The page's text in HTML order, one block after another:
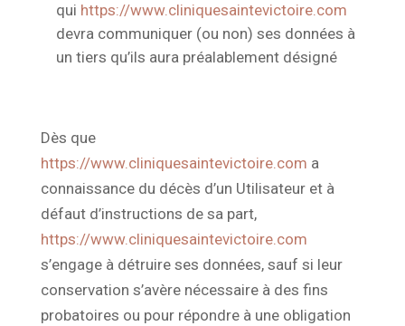
qui https://www.cliniquesaintevictoire.com
devra communiquer (ou non) ses données à
un tiers qu’ils aura préalablement désigné
Dès que
https://www.cliniquesaintevictoire.com a
connaissance du décès d’un Utilisateur et à
défaut d’instructions de sa part,
https://www.cliniquesaintevictoire.com
s’engage à détruire ses données, sauf si leur
conservation s’avère nécessaire à des fins
probatoires ou pour répondre à une obligation